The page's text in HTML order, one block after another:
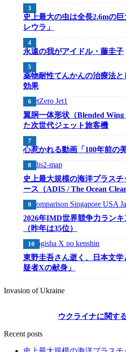
史上最大の虫は全長2.6mの
レウラ」
永遠の我がアイドル・藤圭子
薬物耐性てんかんの治療法
効果
翼胴一体形状（Blended
た次世代ジェット旅客機
心惹かれる動画「100年前の
史上最大規模の海洋プラス
ース（ADIS / The Ocean
2026年IMD世界競争力ラン
（昨年は35位）
東野圭吾さん逝く、日本文
疑者Xの献身」
Invasion of Ukraine
ウクライナに関す
Recent posts